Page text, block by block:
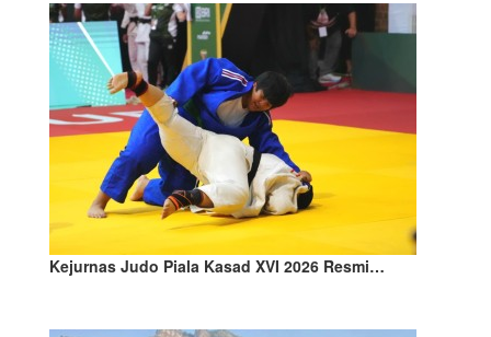
Kejurnas Judo Piala Kasad XVI 2026 Resmi…